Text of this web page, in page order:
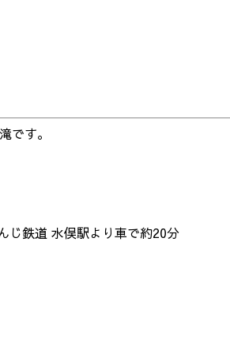
です。
じ鉄道 水俣駅より車で約20分